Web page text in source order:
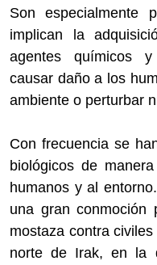
Son especialmente
implican la
agentes químicos
causar daño a los
ambiente o perturbar
Con frecuencia se
biológicos de
humanos y al
una gran conmoción
mostaza contra
norte de Irak, en la